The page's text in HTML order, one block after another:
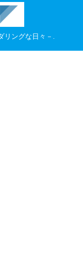
ングな日々－.